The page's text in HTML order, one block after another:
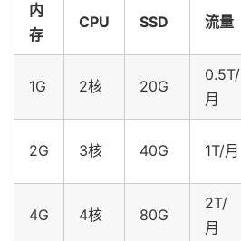
内
存
CPU SSD 流量
1G 2核 20G
0.5T/
月
2G 3核 40G 1T/月
4G 4核 80G
2T/
月